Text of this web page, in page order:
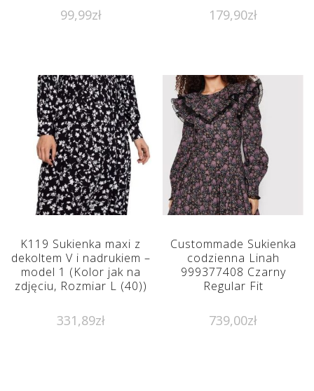
99,99zł 179,90zł
K119 Sukienka maxi z
dekoltem V i nadrukiem –
model 1 (Kolor jak na
zdjęciu, Rozmiar L (40))
331,89zł
Custommade Sukienka
codzienna Linah
999377408 Czarny
Regular Fit
739,00zł